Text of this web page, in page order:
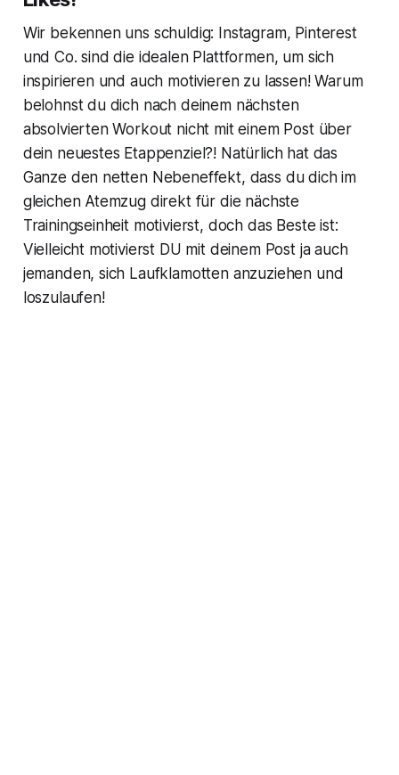
Wir bekennen uns schuldig: Instagram, Pinterest
und Co. sind die idealen Plattformen, um sich
inspirieren und auch motivieren zu lassen! Warum
belohnst du dich nach deinem nächsten
absolvierten Workout nicht mit einem Post über
dein neuestes Etappenziel?! Natürlich hat das
Ganze den netten Nebeneffekt, dass du dich im
gleichen Atemzug direkt für die nächste
Trainingseinheit motivierst, doch das Beste ist:
Vielleicht motivierst DU mit deinem Post ja auch
jemanden, sich Laufklamotten anzuziehen und
loszulaufen!